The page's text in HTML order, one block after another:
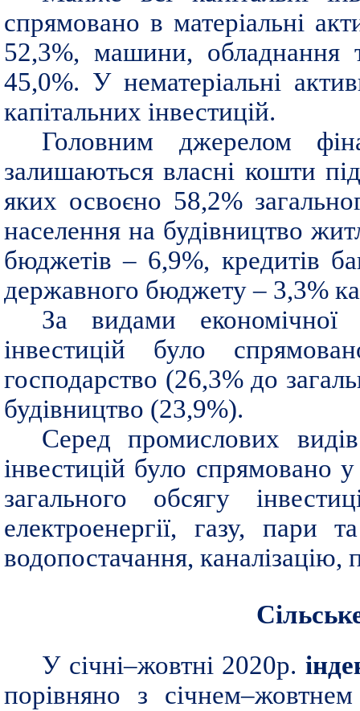
спрямовано в матеріальні
52,3%, машини, обладнання
45,0%. У нематеріальні
капітальних інвестицій.
Головним джерелом
залишаються власні кошти
яких освоєно 58,2%
населення на будівництво
бюджетів – 6,9%, кредитів
державного бюджету – 3,3%
За видами економічної
інвестицій було
господарство (26,3% до
будівництво (23,9%).
Серед промислових видів
інвестицій було спрямовано
загального обсягу
електроенергії, газу, пари
водопостачання,
У січні–жовтні 2020р.
порівняно з